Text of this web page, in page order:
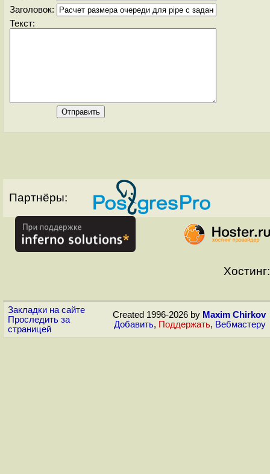
Заголовок:
Текст:
Партнёры:
Хостинг:
Закладки на сайте
Проследить за
страницей
Created 1996-2026 by Maxim Chirkov
Добавить, Поддержать, Вебмастеру